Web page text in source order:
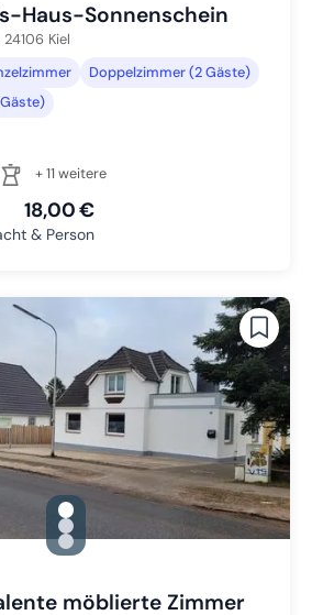
Haus-Sonnenschein
24106 Kiel
Doppelzimmer (2 Gäste)
+ 11 weitere
18,00 €
& Person
gallery.slide_selector
Zu Slide 1 wechseln
Zu Slide 2 wechseln
Zu Slide 3 wechseln
möblierte Zimmer